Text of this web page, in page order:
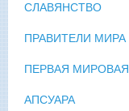
СЛАВЯНСТВО
ПРАВИТЕЛИ МИРА
ПЕРВАЯ МИРОВАЯ
АПСУАРА